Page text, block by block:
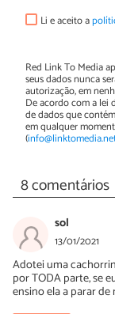
Li e aceito a
Red Link To Media
seus dados nunca
autorização, em
De acordo com a lei
de dados que
em qualquer
(
8 comentários
sol
13/01/2021
Adotei uma
por TODA parte, se
ensino ela a parar de